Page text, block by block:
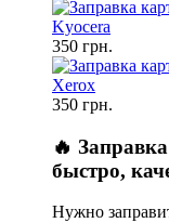
Kyocera
350 грн.
Xerox
350 грн.
🔥
быстро,
Нужно